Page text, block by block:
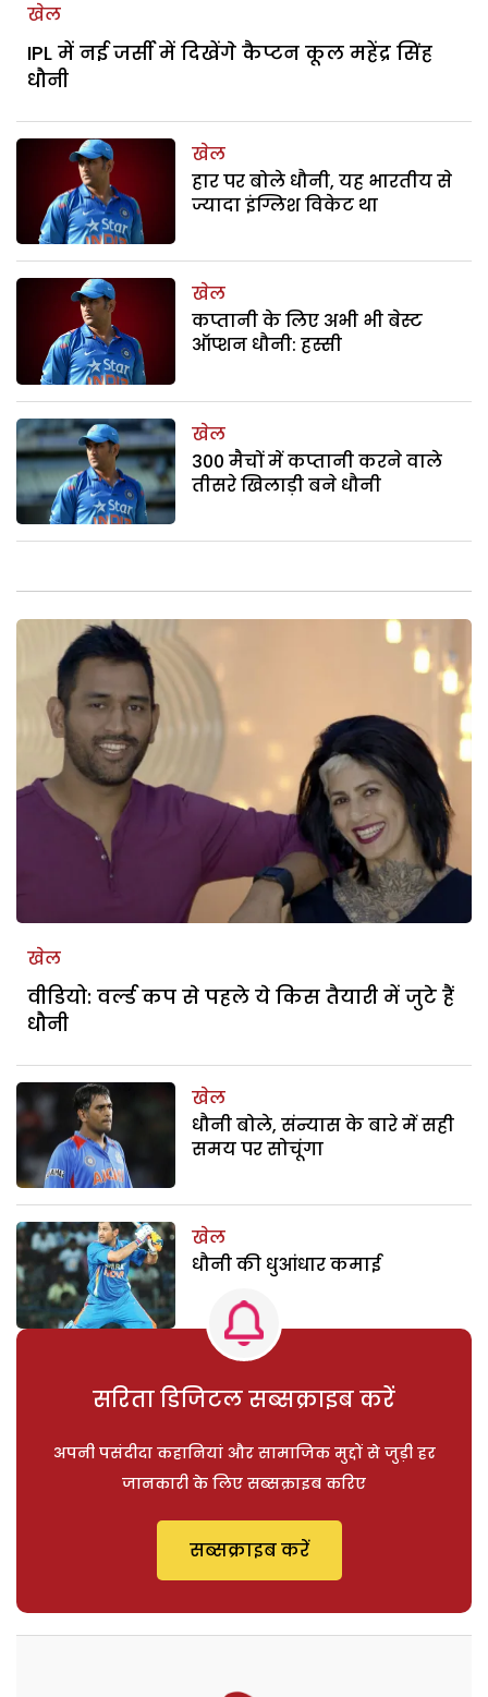
खेल
IPL में नई जर्सी में दिखेंगे कैप्टन कूल महेंद्र सिंह
धौनी
खेल
हार पर बोले धौनी, यह भारतीय से
ज्यादा इंग्लिश विकेट था
खेल
कप्तानी के लिए अभी भी बेस्ट
ऑप्शन धौनी: हस्सी
खेल
300 मैचों में कप्तानी करने वाले
तीसरे खिलाड़ी बने धौनी
खेल
वीडियो: वर्ल्ड कप से पहले ये किस तैयारी में जुटे हैं
धौनी
खेल
धौनी बोले, संन्यास के बारे में सही
समय पर सोचूंगा
खेल
धौनी की धुआंधार कमाई
सरिता डिजिटल सब्सक्राइब करें
अपनी पसंदीदा कहानियां और सामाजिक मुद्दों से जुड़ी हर
जानकारी के लिए सब्सक्राइब करिए
सब्सक्राइब करें